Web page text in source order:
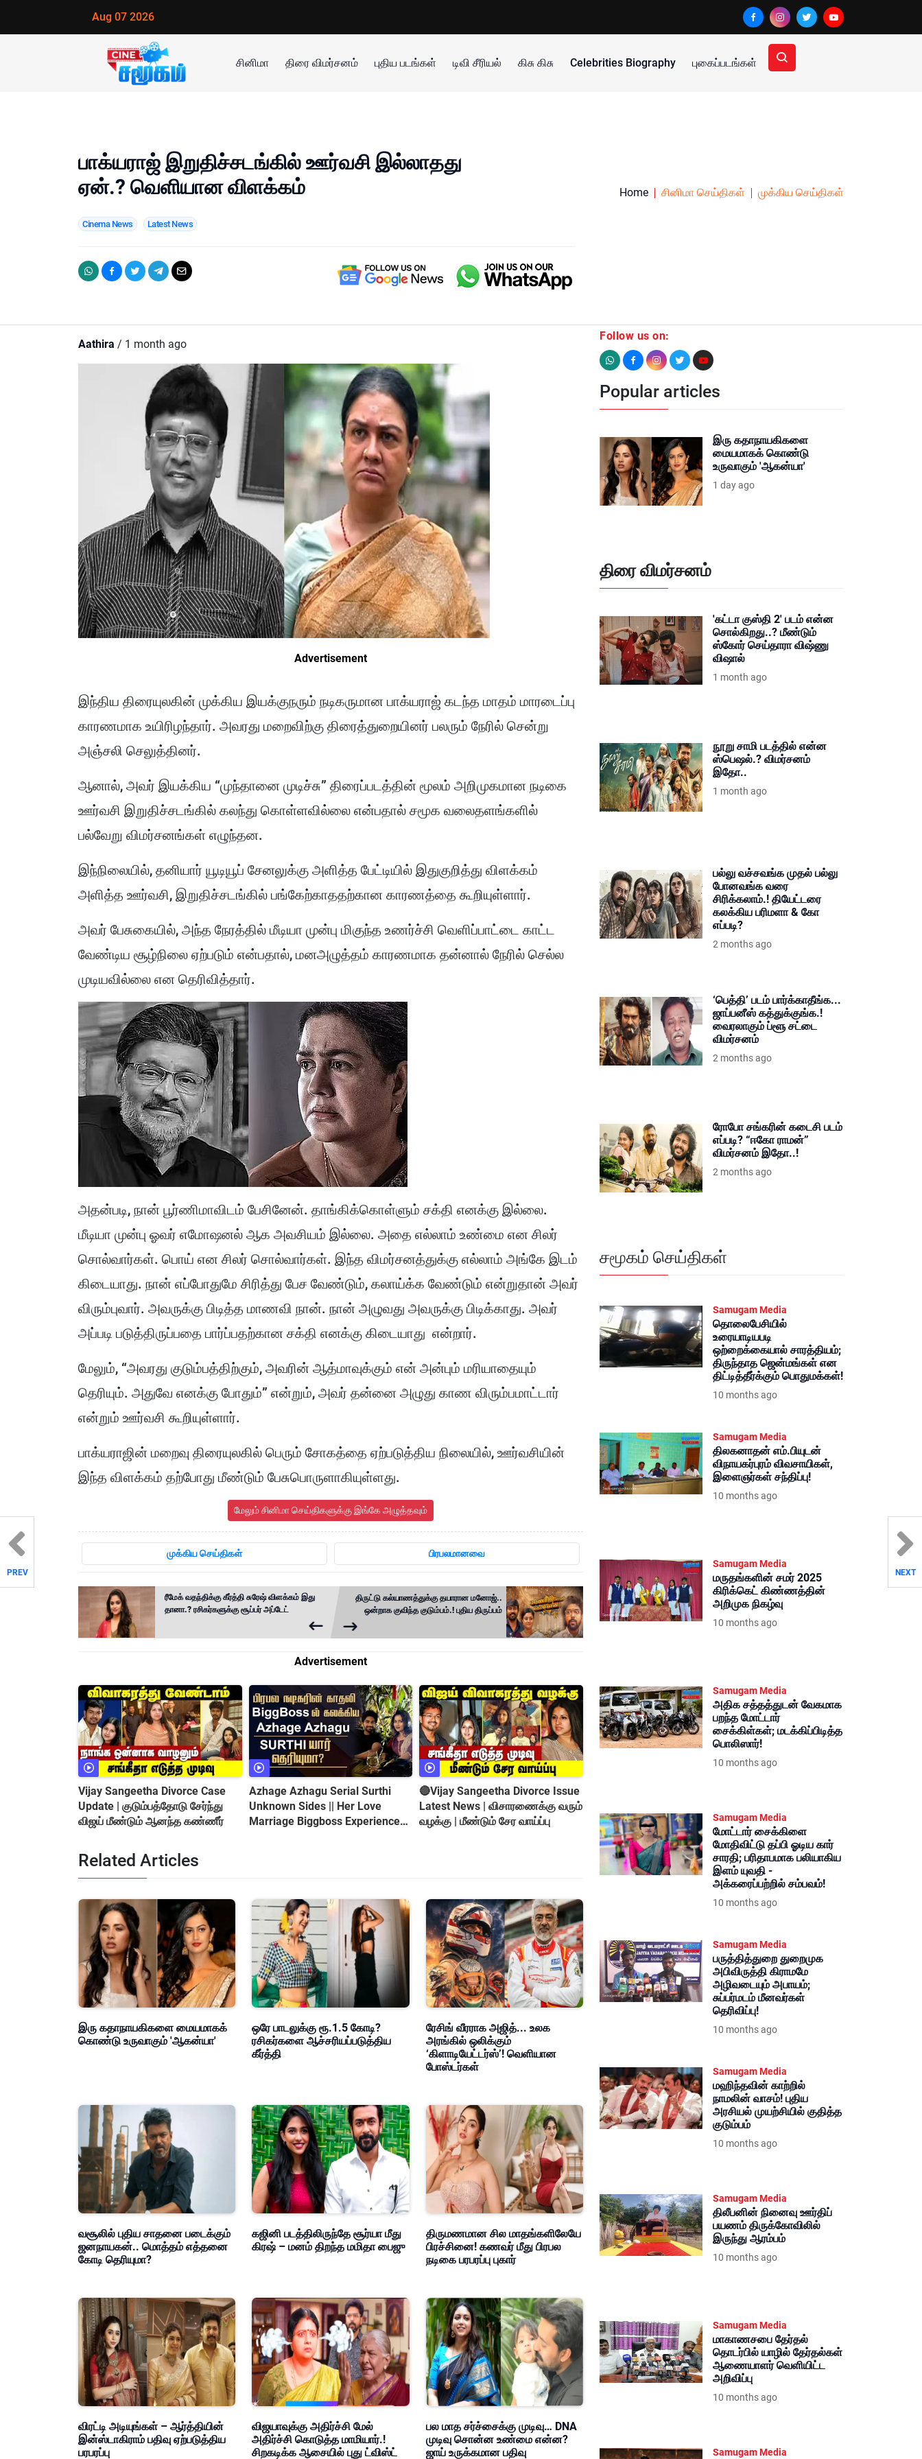
Aug 07 2026
சினிமா திரை விமர்சனம் புதிய படங்கள் டிவி சீரியல் கிசு கிசு Celebrities Biography புகைப்படங்கள்
பாக்யராஜ் இறுதிச்சடங்கில் ஊர்வசி இல்லாதது
ஏன்.? வெளியான விளக்கம்
Cinema News Latest News
Home சினிமா செய்திகள் முக்கிய செய்திகள்
Aathira / 1 month ago
Advertisement
இந்திய திரையுலகின் முக்கிய இயக்குநரும் நடிகருமான பாக்யராஜ் கடந்த மாதம் மாரடைப்பு
காரணமாக உயிரிழந்தார். அவரது மறைவிற்கு திரைத்துறையினர் பலரும் நேரில் சென்று
அஞ்சலி செலுத்தினர்.
ஆனால், அவர் இயக்கிய “முந்தானை முடிச்சு” திரைப்படத்தின் மூலம் அறிமுகமான நடிகை
ஊர்வசி இறுதிச்சடங்கில் கலந்து கொள்ளவில்லை என்பதால் சமூக வலைதளங்களில்
பல்வேறு விமர்சனங்கள் எழுந்தன.
இந்நிலையில், தனியார் யூடியூப் சேனலுக்கு அளித்த பேட்டியில் இதுகுறித்து விளக்கம்
அளித்த ஊர்வசி, இறுதிச்சடங்கில் பங்கேற்காததற்கான காரணத்தை கூறியுள்ளார்.
அவர் பேசுகையில், அந்த நேரத்தில் மீடியா முன்பு மிகுந்த உணர்ச்சி வெளிப்பாட்டை காட்ட
வேண்டிய சூழ்நிலை ஏற்படும் என்பதால், மனஅழுத்தம் காரணமாக தன்னால் நேரில் செல்ல
முடியவில்லை என தெரிவித்தார்.
அதன்படி, நான் பூர்ணிமாவிடம் பேசினேன். தாங்கிக்கொள்ளும் சக்தி எனக்கு இல்லை.
மீடியா முன்பு ஓவர் எமோஷனல் ஆக அவசியம் இல்லை. அதை எல்லாம் உண்மை என சிலர்
சொல்வார்கள். பொய் என சிலர் சொல்வார்கள். இந்த விமர்சனத்துக்கு எல்லாம் அங்கே இடம்
கிடையாது. நான் எப்போதுமே சிரித்து பேச வேண்டும், கலாய்க்க வேண்டும் என்றுதான் அவர்
விரும்புவார். அவருக்கு பிடித்த மாணவி நான். நான் அழுவது அவருக்கு பிடிக்காது. அவர்
அப்படி படுத்திருப்பதை பார்ப்பதற்கான சக்தி எனக்கு கிடையாது என்றார்.
மேலும், “அவரது குடும்பத்திற்கும், அவரின் ஆத்மாவுக்கும் என் அன்பும் மரியாதையும்
தெரியும். அதுவே எனக்கு போதும்” என்றும், அவர் தன்னை அழுது காண விரும்பமாட்டார்
என்றும் ஊர்வசி கூறியுள்ளார்.
பாக்யராஜின் மறைவு திரையுலகில் பெரும் சோகத்தை ஏற்படுத்திய நிலையில், ஊர்வசியின்
இந்த விளக்கம் தற்போது மீண்டும் பேசுபொருளாகியுள்ளது.
மேலும் சினிமா செய்திகளுக்கு இங்கே அழுத்தவும்
முக்கிய செய்திகள் பிரபலமானவை
ரீமேக் வதந்திக்கு கீர்த்தி சுரேஷ் விளக்கம் இது
தானா.? ரசிகர்களுக்கு சூப்பர் அப்டேட்
திருட்டு கல்யாணத்துக்கு தயாரான மனோஜ்..
ஒன்றாக குவிந்த குடும்பம்.! புதிய திருப்பம்
PREV NEXT
Advertisement
Vijay Sangeetha Divorce Case
Update | குடும்பத்தோடு சேர்ந்து
விஜய் மீண்டும் ஆனந்த கண்ணீர்
Azhage Azhagu Serial Surthi
Unknown Sides || Her Love
Marriage Biggboss Experience
🔴Vijay Sangeetha Divorce Issue
Latest News | விசாரணைக்கு வரும்
வழக்கு | மீண்டும் சேர வாய்ப்பு
Related Articles
இரு கதாநாயகிகளை மையமாகக்
கொண்டு உருவாகும் 'ஆகன்யா'
ஒரே பாடலுக்கு ரூ.1.5 கோடி?
ரசிகர்களை ஆச்சரியப்படுத்திய
கீர்த்தி
ரேசிங் வீரராக அஜித்... உலக
அரங்கில் ஒலிக்கும்
‘கிளாடியேட்டர்ஸ்’! வெளியான
போஸ்டர்கள்
வசூலில் புதிய சாதனை படைக்கும்
ஜனநாயகன்.. மொத்தம் எத்தனை
கோடி தெரியுமா?
கஜினி படத்திலிருந்தே சூர்யா மீது
கிரஷ் – மனம் திறந்த மமிதா பைஜு
திருமணமான சில மாதங்களிலேயே
பிரச்சினை! கணவர் மீது பிரபல
நடிகை பரபரப்பு புகார்
விரட்டி அடியுங்கள் – ஆர்த்தியின்
இன்ஸ்டாகிராம் பதிவு ஏற்படுத்திய
பரபரப்பு
விஜயாவுக்கு அதிர்ச்சி மேல்
அதிர்ச்சி கொடுத்த மாமியார்.!
சிறகடிக்க ஆசையில் புது ட்விஸ்ட்
பல மாத சர்ச்சைக்கு முடிவு… DNA
முடிவு சொன்ன உண்மை என்ன?
ஜாய் உருக்கமான பதிவு
Follow us on:
Popular articles
இரு கதாநாயகிகளை
மையமாகக் கொண்டு
உருவாகும் 'ஆகன்யா'
1 day ago
திரை விமர்சனம்
'கட்டா குஸ்தி 2' படம் என்ன
சொல்கிறது..? மீண்டும்
ஸ்கோர் செய்தாரா விஷ்ணு
விஷால்
1 month ago
நூறு சாமி படத்தில் என்ன
ஸ்பெஷல்.? விமர்சனம்
இதோ..
1 month ago
பல்லு வச்சவங்க முதல் பல்லு
போனவங்க வரை
சிரிக்கலாம்.! தியேட்டரை
கலக்கிய பரிமளா & கோ
எப்படி?
2 months ago
‘பெத்தி’ படம் பார்க்காதீங்க...
ஜாப்பனீஸ் கத்துக்குங்க.!
வைரலாகும் ப்ளூ சட்டை
விமர்சனம்
2 months ago
ரோபோ சங்கரின் கடைசி படம்
எப்படி? “ஈகோ ராமன்”
விமர்சனம் இதோ..!
2 months ago
சமூகம் செய்திகள்
Samugam Media
தொலைபேசியில்
உரையாடியபடி
ஒற்றைக்கையால் சாரத்தியம்;
திருந்தாத ஜென்மங்கள் என
திட்டித்தீர்க்கும் பொதுமக்கள்!
10 months ago
Samugam Media
திலகனாதன் எம்.பியுடன்
விநாயகர்புரம் விவசாயிகள்,
இளைஞர்கள் சந்திப்பு!
10 months ago
Samugam Media
மருதங்களின் சமர் 2025
கிரிக்கெட் கிண்ணத்தின்
அறிமுக நிகழ்வு
10 months ago
Samugam Media
அதிக சத்தத்துடன் வேகமாக
பறந்த மோட்டார்
சைக்கிள்கள்; மடக்கிப்பிடித்த
பொலிஸார்!
10 months ago
Samugam Media
மோட்டார் சைக்கிளை
மோதிவிட்டு தப்பி ஓடிய கார்
சாரதி; பரிதாபமாக பலியாகிய
இளம் யுவதி -
அக்கரைப்பற்றில் சம்பவம்!
10 months ago
Samugam Media
பருத்தித்துறை துறைமுக
அபிவிருத்தி கிராமமே
அழிவடையும் அபாயம்;
சுப்பர்மடம் மீனவர்கள்
தெரிவிப்பு!
10 months ago
Samugam Media
மஹிந்தவின் காற்றில்
நாமலின் வாசம்! புதிய
அரசியல் முயற்சியில் குதித்த
குடும்பம்
10 months ago
Samugam Media
திலீபனின் நினைவு ஊர்திப்
பயணம் திருக்கோவிலில்
இருந்து ஆரம்பம்
10 months ago
Samugam Media
மாகாணசபை தேர்தல்
தொடர்பில் யாழில் தேர்தல்கள்
ஆணையாளர் வெளியிட்ட
அறிவிப்பு
10 months ago
Samugam Media